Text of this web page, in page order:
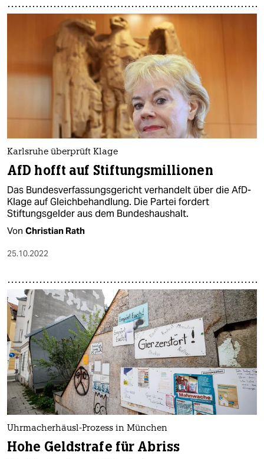
Karlsruhe überprüft Klage
AfD hofft auf Stiftungs­millionen
Das Bundesverfassungsgericht verhandelt über die AfD-
Klage auf Gleich­be­hand­lun­g. Die Partei fordert
Stiftungsgelder aus dem Bundeshaushalt.
Von Christian Rath
25.10.2022
Uhrmacherhäusl-Prozess in München
Hohe Geldstrafe für Abriss